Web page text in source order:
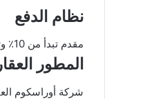
نظام الدفع
مقدم تبدأ من 10٪ وتقسيط يصل إلى 7 سنوات.
المطور
شركة أوراسكوم